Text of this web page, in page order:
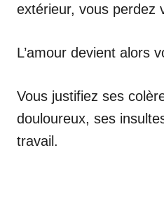
extérieur, vous perdez
L’amour devient alors
Vous justifiez ses
douloureux, ses
travail.